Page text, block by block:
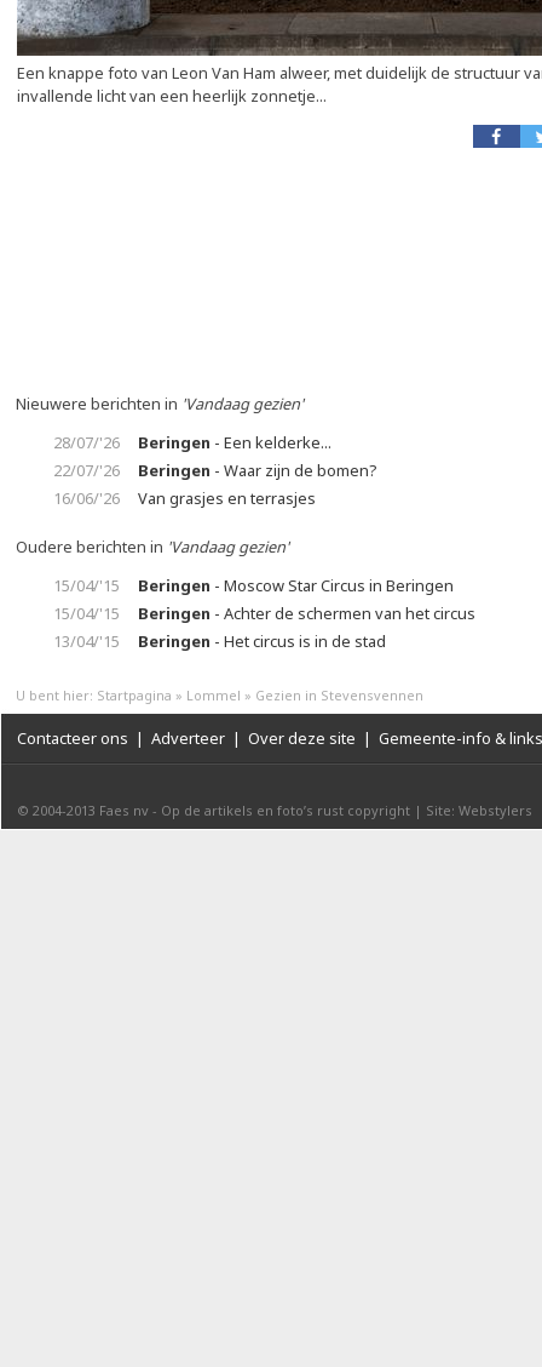
Een knappe foto van Leon Van Ham alweer, met duidelijk de structuur
invallende licht van een heerlijk zonnetje...
Nieuwere berichten in 'Vandaag gezien'
28/07/'26
Beringen - Een kelderke...
22/07/'26
Beringen - Waar zijn de bomen?
16/06/'26
Van grasjes en terrasjes
Oudere berichten in 'Vandaag gezien'
15/04/'15
Beringen - Moscow Star Circus in Beringen
15/04/'15
Beringen - Achter de schermen van het circus
13/04/'15
Beringen - Het circus is in de stad
U bent hier: Startpagina » Lommel » Gezien in Stevensvennen
Contacteer ons | Adverteer | Over deze site | Gemeente-info & links
© 2004-2013 Faes nv - Op de artikels en foto’s rust copyright | Site: Webstylers